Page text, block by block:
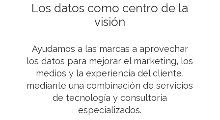
Los datos como centro de la
visión
Ayudamos a las marcas a aprovechar
los datos para mejorar el marketing, los
medios y la experiencia del cliente,
mediante una combinación de servicios
de tecnología y consultoría
especializados.